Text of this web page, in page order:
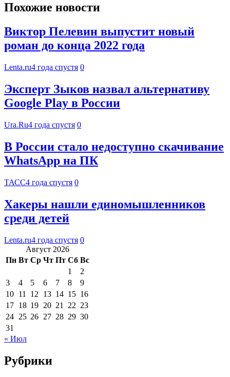
Похожие новости
Виктор Пелевин выпустит новый
роман до конца 2022 года
Lenta.ru4 года спустя 0
Эксперт Зыков назвал альтернативу
Google Play в России
Ura.Ru4 года спустя 0
В России стало недоступно скачивание
WhatsApp на ПК
ТАСС4 года спустя 0
Хакеры нашли единомышленников
среди детей
Lenta.ru4 года спустя 0
Август 2026
Пн Вт Ср Чт Пт Сб Вс
1
2
3
4 5 6 7 8
9
10 11 12 13 14 15 16
17 18 19 20 21 22 23
24 25 26 27 28 29 30
31
« Июл
Рубрики